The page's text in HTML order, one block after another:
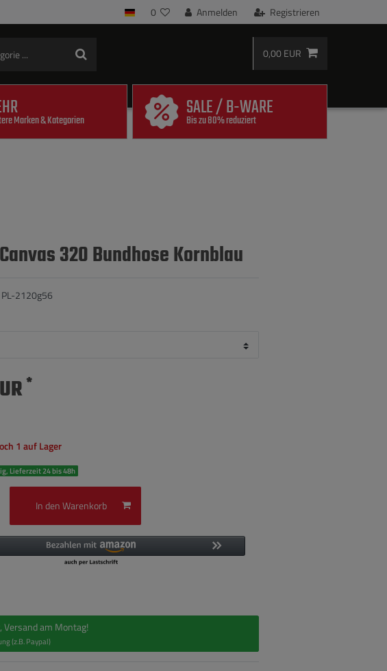
Anmelden Registrieren
0
0,00 EUR
Marken & Kategorien SALE / B-WARE
Bis zu 80% reduziert
320 Bundhose Kornblau
PL-2120g56
*
1 auf Lager
Lieferzeit 24 bis 48h
In den Warenkorb
Versand am Montag!
(z.B. Paypal)